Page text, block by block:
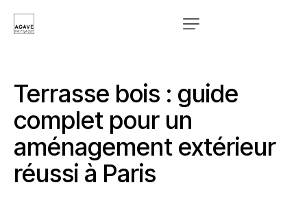
Terrasse bois : guide
complet pour un
aménagement extérieur
réussi à Paris